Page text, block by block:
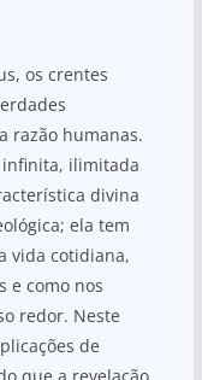
os crentes
razão humanas.
infinita, ilimitada
divina
ela tem
vida cotidiana,
e como nos
redor. Neste
de